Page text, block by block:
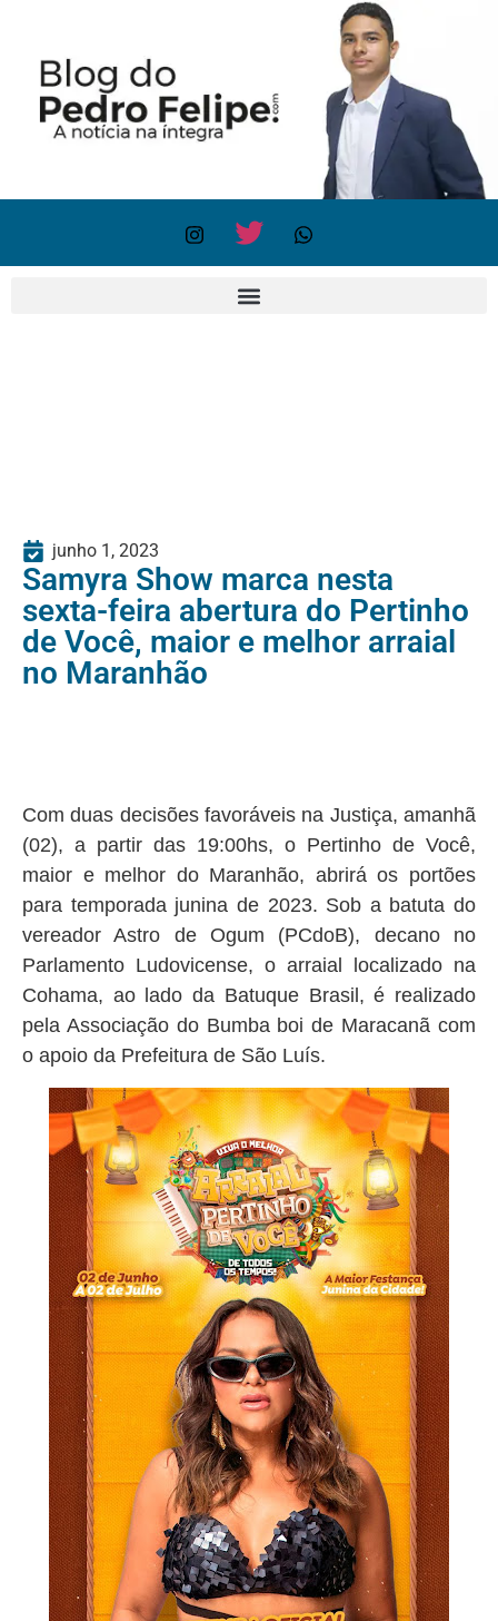
junho 1, 2023
Samyra Show marca nesta
sexta-feira abertura do Pertinho
de Você, maior e melhor arraial
no Maranhão
Com duas decisões favoráveis na Justiça, amanhã
(02), a partir das 19:00hs, o Pertinho de Você,
maior e melhor do Maranhão, abrirá os portões
para temporada junina de 2023. Sob a batuta do
vereador Astro de Ogum (PCdoB), decano no
Parlamento Ludovicense, o arraial localizado na
Cohama, ao lado da Batuque Brasil, é realizado
pela Associação do Bumba boi de Maracanã com
o apoio da Prefeitura de São Luís.